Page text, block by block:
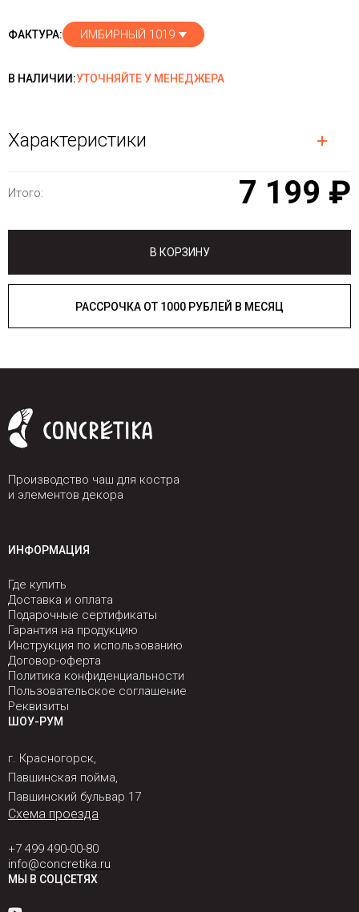
ФАКТУРА: ИМБИРНЫЙ 1019
В НАЛИЧИИ:УТОЧНЯЙТЕ У МЕНЕДЖЕРА
Характеристики
Итого: 7 199 ₽
В КОРЗИНУ
РАССРОЧКА ОТ 1000 РУБЛЕЙ В МЕСЯЦ
Производство чаш для костра
и элементов декора
ИНФОРМАЦИЯ
Где купить
Доставка и оплата
Подарочные сертификаты
Гарантия на продукцию
Инструкция по использованию
Договор-оферта
Политика конфиденциальности
Пользовательское соглашение
Реквизиты
ШОУ-РУМ
г. Красногорск,
Павшинская пойма,
Павшинский бульвар 17
Схема проезда
+7 499 490-00-80
info@concretika.ru
МЫ В СОЦСЕТЯХ